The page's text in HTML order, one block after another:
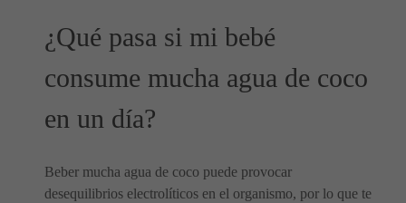
¿Qué pasa si mi bebé
consume mucha agua de coco
en un día?
Beber mucha agua de coco puede provocar
desequilibrios electrolíticos en el organismo, por lo que te